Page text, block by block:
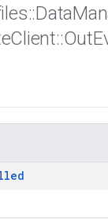
::Data
Client::Out